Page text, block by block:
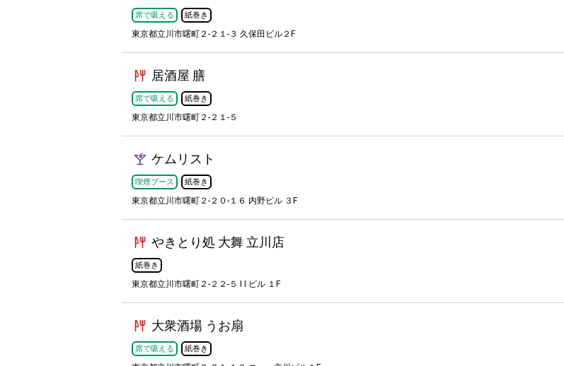
席で吸える 紙巻き
東京都立川市曙町２-２１-３ 久保田ビル２F
居酒屋 膳
席で吸える 紙巻き
東京都立川市曙町２-２１-５
ケムリスト
喫煙ブース 紙巻き
東京都立川市曙町２-２０-１６ 内野ビル ３F
やきとり処 大舞 立川店
紙巻き
東京都立川市曙町２-２２-５ I I ビル １F
大衆酒場 うお扇
席で吸える 紙巻き